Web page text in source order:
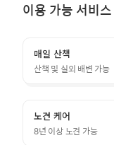
이용 가능 서비스
매일 산책
산책 및 실외 배변 가능
노견 케어
8년 이상 노견 가능